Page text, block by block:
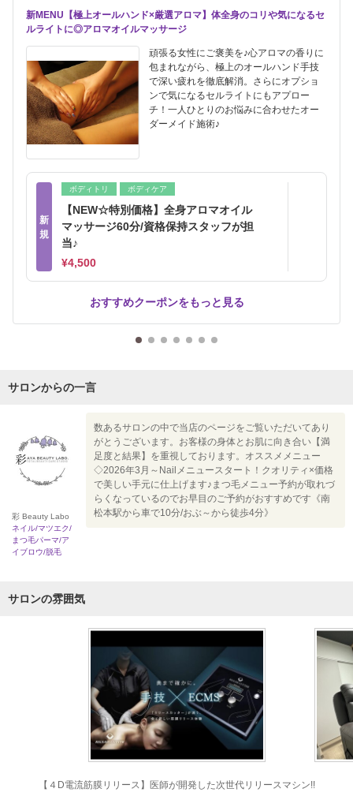
新MENU【極上オールハンド×厳選アロマ】体全身のコリや気になるセ
ルライトに◎アロマオイルマッサージ
頑張る女性にご褒美を♪心アロマの香りに
包まれながら、極上のオールハンド手技
で深い疲れを徹底解消。さらにオプショ
ンで気になるセルライトにもアプロー
チ！一人ひとりのお悩みに合わせたオー
ダーメイド施術♪
新
規
ボディトリ ボディケア
【NEW☆特別価格】全身アロマオイル
マッサージ60分/資格保持スタッフが担
当♪
¥4,500
おすすめクーポンをもっと見る
サロンからの一言
彩 Beauty Labo
ネイル/マツエク/
まつ毛パーマ/ア
イブロウ/脱毛
数あるサロンの中で当店のページをご覧いただいてあり
がとうございます。お客様の身体とお肌に向き合い【満
足度と結果】を重視しております。オススメメニュー
◇2026年3月～Nailメニュースタート！クオリティ×価格
で美しい手元に仕上げます♪まつ毛メニュー予約が取れづ
らくなっているのでお早目のご予約がおすすめです《南
松本駅から車で10分/おぶ～から徒歩4分》
サロンの雰囲気
【４D電流筋膜リリース】医師が開発した次世代リリースマシン!!